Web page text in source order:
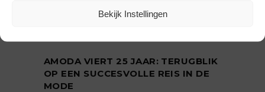
Bekijk Instellingen
AMODA VIERT 25 JAAR: TERUGBLIK
OP EEN SUCCESVOLLE REIS IN DE
MODE